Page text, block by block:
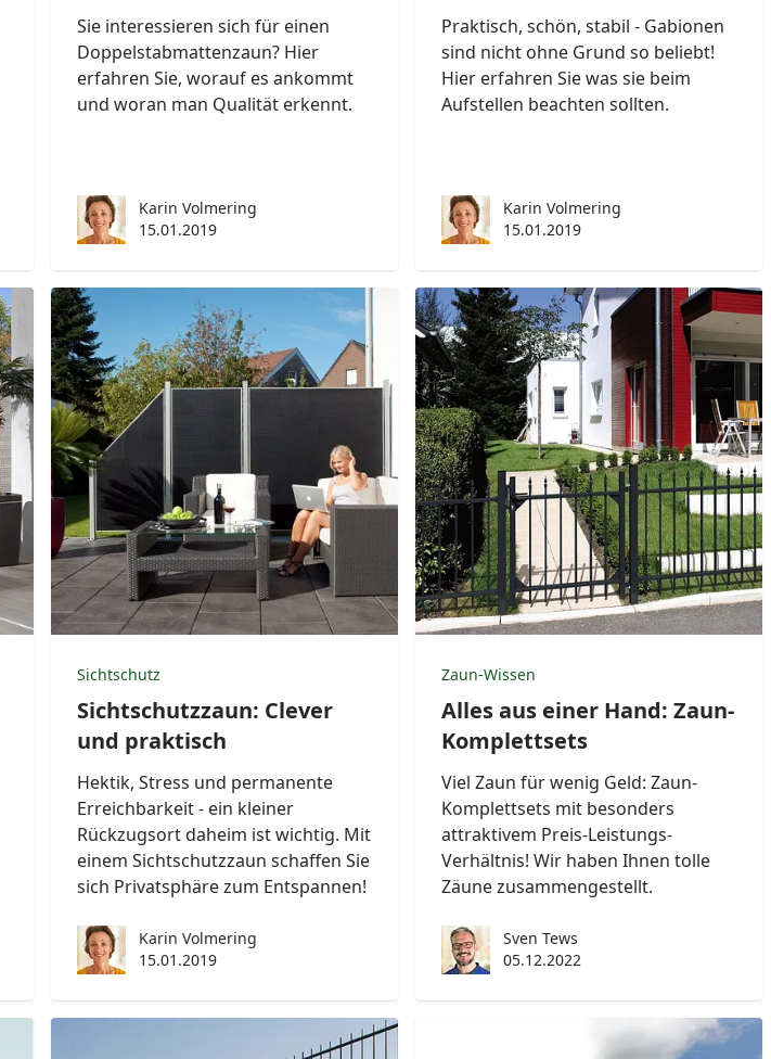
Sie interessieren sich für einen
Doppelstabmattenzaun? Hier
erfahren Sie, worauf es ankommt
und woran man Qualität erkennt.
Karin Volmering
15.01.2019
Praktisch, schön, stabil - Gabionen
sind nicht ohne Grund so beliebt!
Hier erfahren Sie was sie beim
Aufstellen beachten sollten.
Karin Volmering
15.01.2019
Sichtschutz
Sichtschutzzaun: Clever
und praktisch
Hektik, Stress und permanente
Erreichbarkeit - ein kleiner
Rückzugsort daheim ist wichtig. Mit
einem Sichtschutzzaun schaffen Sie
sich Privatsphäre zum Entspannen!
Karin Volmering
15.01.2019
Zaun-Wissen
Alles aus einer Hand: Zaun-
Komplettsets
Viel Zaun für wenig Geld: Zaun-
Komplettsets mit besonders
attraktivem Preis-Leistungs-
Verhältnis! Wir haben Ihnen tolle
Zäune zusammengestellt.
Sven Tews
05.12.2022